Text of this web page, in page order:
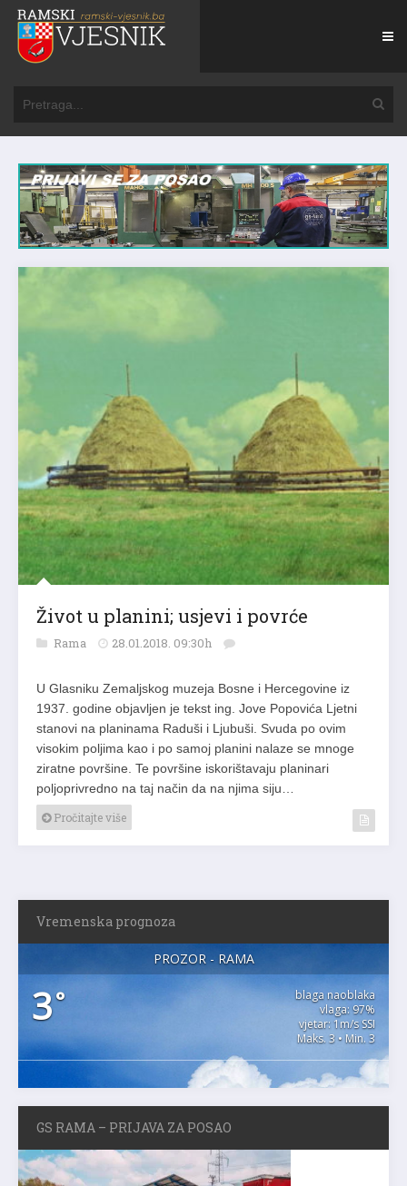
Život u planini; usjevi i povrće
Rama 28.01.2018. 09:30h
U Glasniku Zemaljskog muzeja Bosne i Hercegovine iz
1937. godine objavljen je tekst ing. Jove Popovića Ljetni
stanovi na planinama Raduši i Ljubuši. Svuda po ovim
visokim poljima kao i po samoj planini nalaze se mnoge
ziratne površine. Te površine iskorištavaju planinari
poljoprivredno na taj način da na njima siju…
Pročitajte više
Vremenska prognoza
PROZOR - RAMA
3°
blaga naoblaka
vlaga: 97%
vjetar: 1m/s SSI
Maks. 3 • Min. 3
GS RAMA – PRIJAVA ZA POSAO